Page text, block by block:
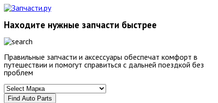
Находите нужные запчасти быстрее
Правильные запчасти и аксессуары обеспечат комфорт в
путешествии и помогут справиться с дальней поездкой без
проблем
Find Auto Parts